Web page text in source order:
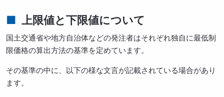
上限値と下限値について
国土交通省や地方自治体などの発注者はそれぞれ独自に最低制
限価格の算出方法の基準を定めています。
その基準の中に、以下の様な文言が記載されている場合があり
ます。